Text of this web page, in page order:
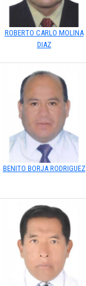
ROBERTO CARLO MOLINA
DIAZ
BENITO BORJA RODRIGUEZ